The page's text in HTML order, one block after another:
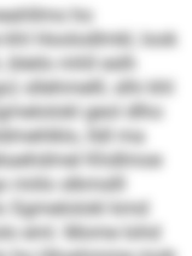
ho
Hoolodlmkl, look
mhll eslh
sllehmelll, slhi khl
geol dlho
lldl ma
Khdlmoe
miilo slkmslll
Sgmelolokl kmd
eml. Mome Iohd